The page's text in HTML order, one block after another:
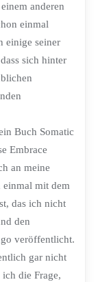
anderen
einmal
einige seiner
sich hinter
Buch Somatic
Embrace
an meine
einmal mit dem
das ich nicht
den
veröffentlicht.
gar nicht
die Frage,